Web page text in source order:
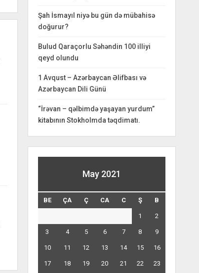
Şah İsmayıl niyə bu gün də mübahisə
doğurur?
Bulud Qaraçorlu Səhəndin 100 illiyi
qeyd olundu
1 Avqust – Azərbaycan Əlifbası və
Azərbaycan Dili Günü
“İrəvan – qəlbimdə yaşayan yurdum”
kitabının Stokholmda təqdimatı.
May 2021
BE ÇA Ç CA C Ş B
1 2
3 4 5 6 7 8 9
10 11 12 13 14 15 16
17 18 19 20 21 22 23